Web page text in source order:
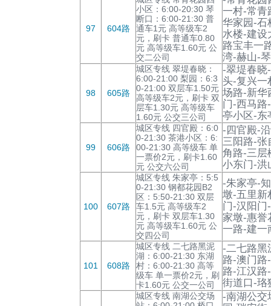
97 604路
小区：6:00-20:30 琴
断口：6:00-21:30 普
通车1元 高等级车2
元，刷卡 普通车0.80
元 高等级车1.60元 公
交二公司
一村-常青
华家园-石
水楼-建设
路宝丰一
湾-赫山-
98 605路
城区专线 翠堤春晓：
6:00-21:00 梨园：6:3
0-21:00 双层车1.50元
高等级车2元，刷卡 双
层车1.30元 高等级车
1.60元 公交三公司
-翠堤春晓
头-复兴一
场路-新华
门-西马路
亭小区-东
99 606路
城区专线 四官殿：6:0
0-21:30 茶港小区：6:
00-21:30 高等级车 单
一票价2元，刷卡1.60
元 公交六公司
-四官殿-
三阳路-张
角路-三层
小东门-洪
100 607路
城区专线 朱家亭：5:5
0-21:30 钢都花园B2
区：5:50-21:30 双层
车1.5元 高等级车2
元，刷卡 双层车1.30
元 高等级车1.60元 公
交四公司
-朱家亭-
墩-五里新
门-汉阳门
家墩-惠誉
一路-建一
101 608路
城区专线 二七路黑泥
湖：6:00-21:30 东湖
村：6:00-21:30 高等
级车 单一票价2元，刷
卡1.60元 公交一公司
-二七路黑
路-澳门路
路-江汉路
街道口-珞
城区专线 南湖公交场
-南湖公交